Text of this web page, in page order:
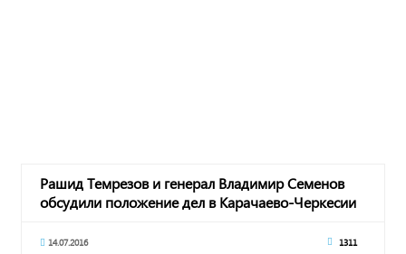
Рашид Темрезов и генерал Владимир Семенов
обсудили положение дел в Карачаево-Черкесии
14.07.2016 1311